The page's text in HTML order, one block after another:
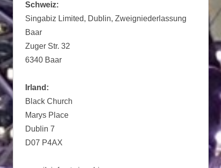
Schweiz:
Singabiz Limited, Dublin, Zweigniederlassung
Baar
Zuger Str. 32
6340 Baar
Irland:
Black Church
Marys Place
Dublin 7
D07 P4AX